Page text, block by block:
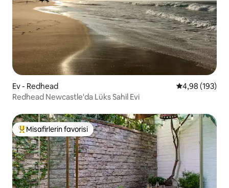
Ev - Redhead 5 üzerinden
4,98 (193)
Redhead Newcastle'da Lüks Sahil Evi
Misafirlerin favorilerinden en beğenilenler arasında
Misafirlerin favorisi